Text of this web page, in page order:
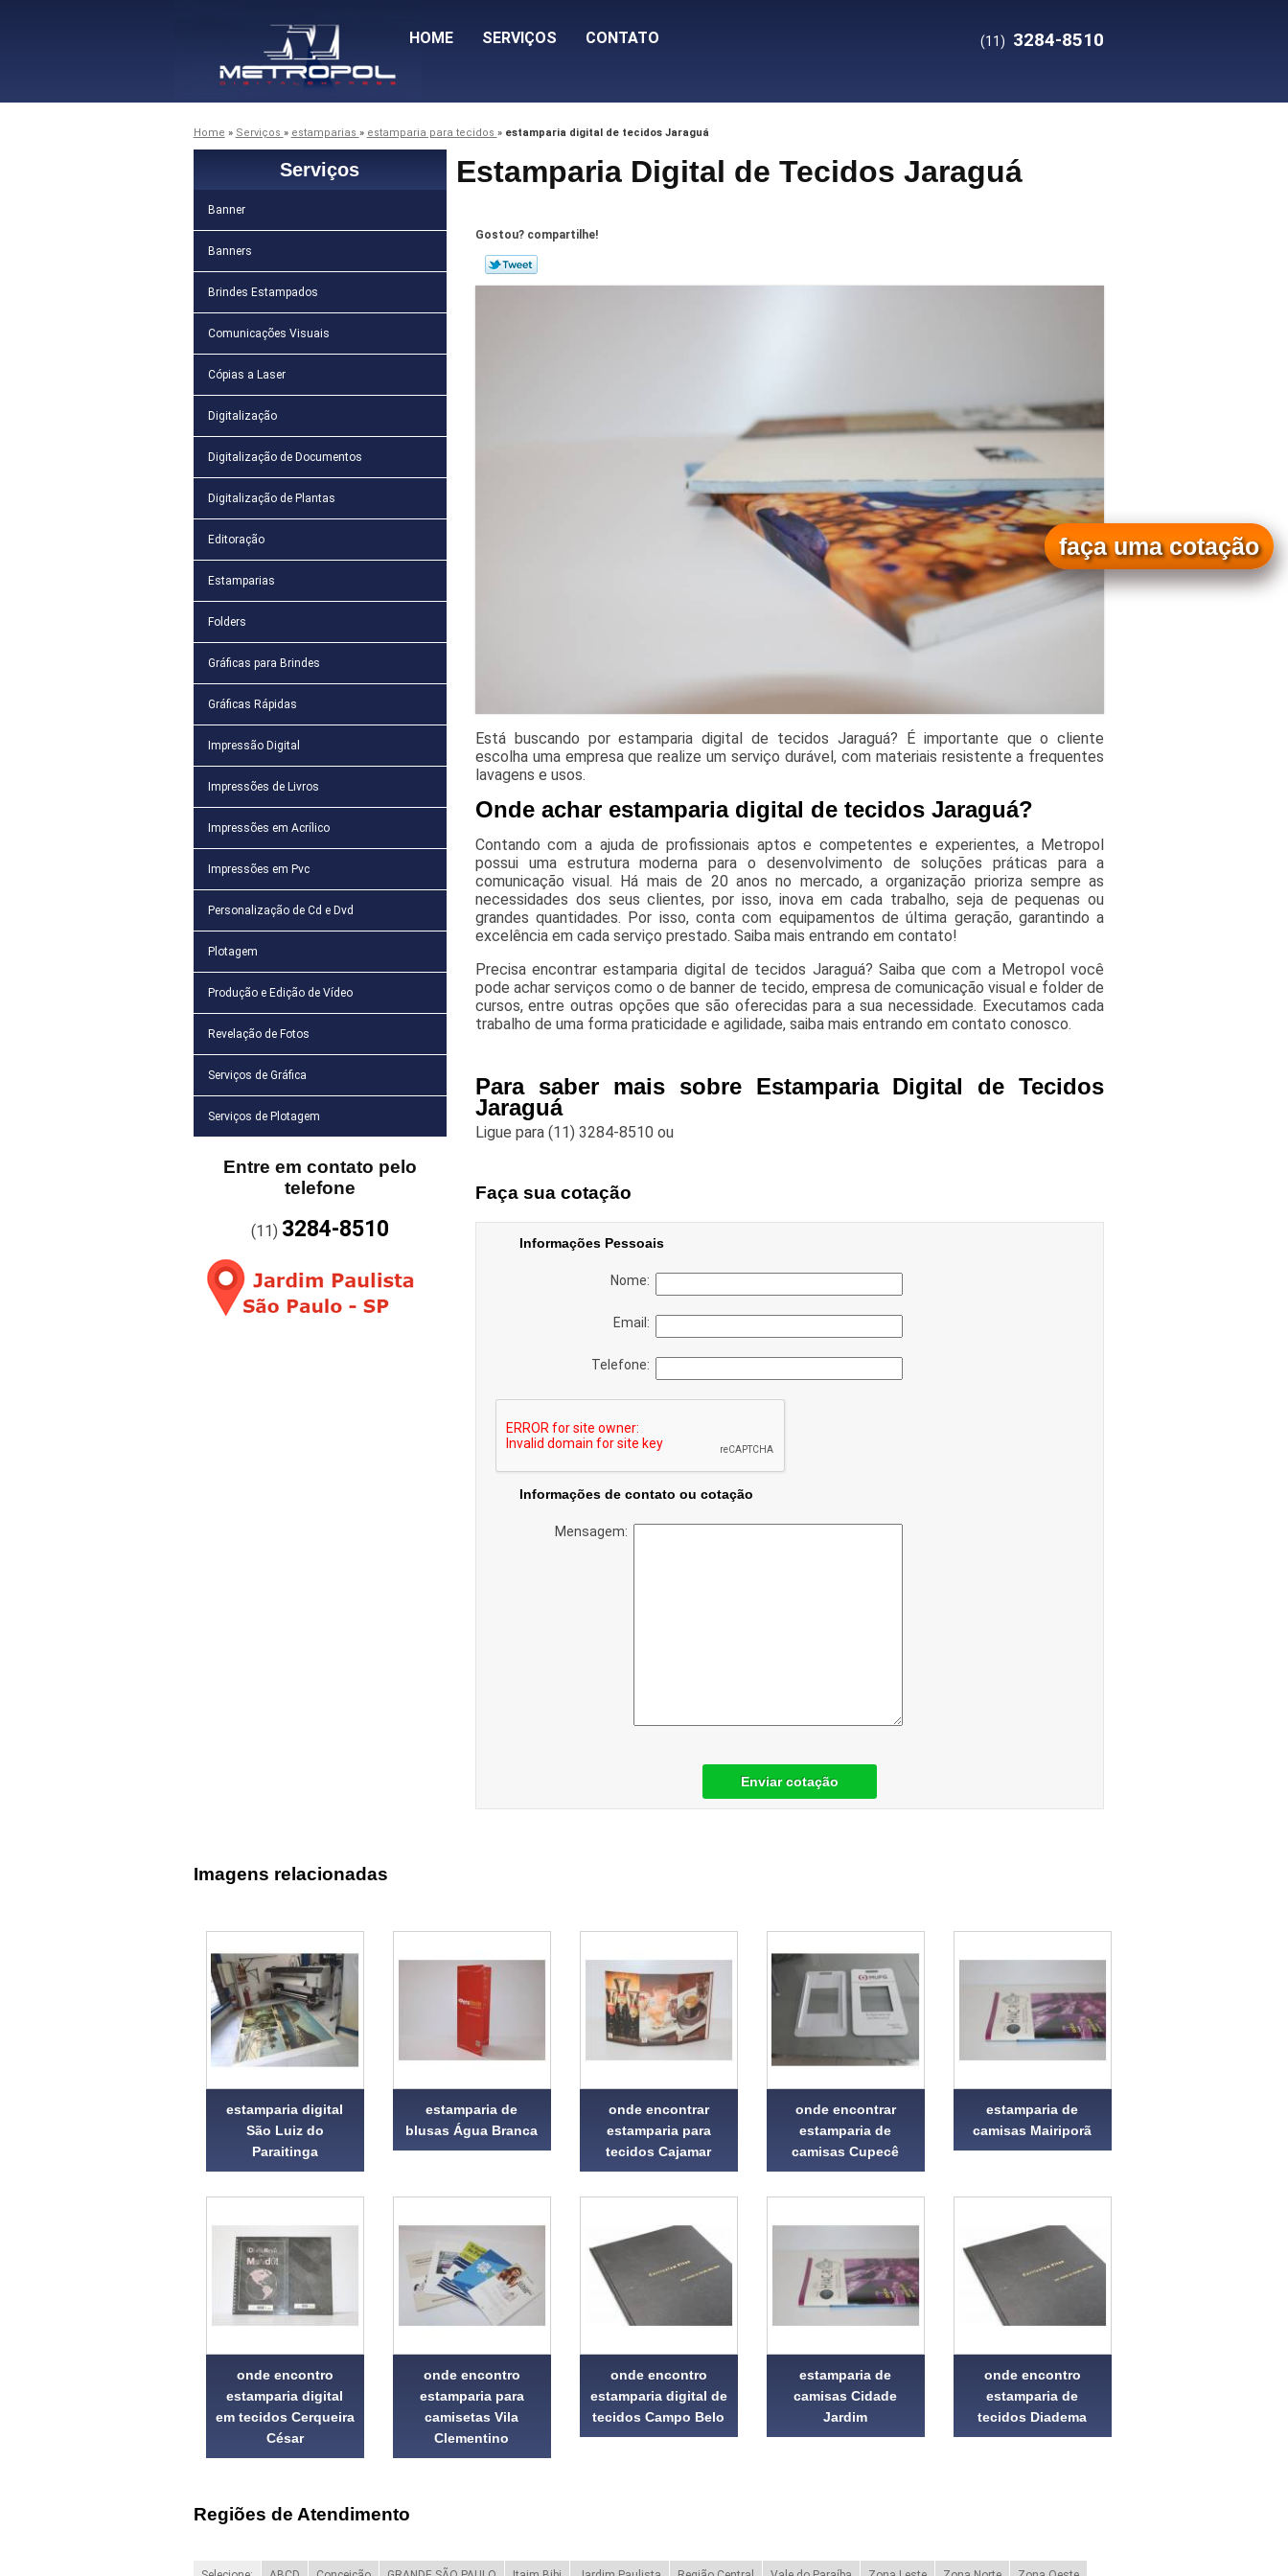
HOME SERVIÇOS CONTATO (11) 3284-8510
Home » Serviços » estamparias » estamparia para tecidos » estamparia digital de tecidos Jaraguá
Serviços
Banner
Banners
Brindes Estampados
Comunicações Visuais
Cópias a Laser
Digitalização
Digitalização de Documentos
Digitalização de Plantas
Editoração
Estamparias
Folders
Gráficas para Brindes
Gráficas Rápidas
Impressão Digital
Impressões de Livros
Impressões em Acrílico
Impressões em Pvc
Personalização de Cd e Dvd
Plotagem
Produção e Edição de Vídeo
Revelação de Fotos
Serviços de Gráfica
Serviços de Plotagem
Entre em contato pelo
telefone
(11) 3284-8510
Estamparia Digital de Tecidos Jaraguá
Gostou? compartilhe!
Está buscando por estamparia digital de tecidos Jaraguá? É importante que o cliente
escolha uma empresa que realize um serviço durável, com materiais resistente a frequentes
lavagens e usos.
Onde achar estamparia digital de tecidos Jaraguá?
Contando com a ajuda de profissionais aptos e competentes e experientes, a Metropol
possui uma estrutura moderna para o desenvolvimento de soluções práticas para a
comunicação visual. Há mais de 20 anos no mercado, a organização prioriza sempre as
necessidades dos seus clientes, por isso, inova em cada trabalho, seja de pequenas ou
grandes quantidades. Por isso, conta com equipamentos de última geração, garantindo a
excelência em cada serviço prestado. Saiba mais entrando em contato!
Precisa encontrar estamparia digital de tecidos Jaraguá? Saiba que com a Metropol você
pode achar serviços como o de banner de tecido, empresa de comunicação visual e folder de
cursos, entre outras opções que são oferecidas para a sua necessidade. Executamos cada
trabalho de uma forma praticidade e agilidade, saiba mais entrando em contato conosco.
Para saber mais sobre Estamparia Digital de Tecidos
Jaraguá
Ligue para (11) 3284-8510ou
faça uma cotação
Faça sua cotação
Informações Pessoais
Nome:
Email:
Telefone:
Informações de contato ou cotação
Mensagem:
Enviar cotação
Imagens relacionadas
estamparia digital
São Luiz do
Paraitinga
estamparia de
blusas Água Branca
onde encontrar
estamparia para
tecidos Cajamar
onde encontrar
estamparia de
camisas Cupecê
estamparia de
camisas Mairiporã
onde encontro
estamparia digital
em tecidos Cerqueira
César
onde encontro
estamparia para
camisetas Vila
Clementino
onde encontro
estamparia digital de
tecidos Campo Belo
estamparia de
camisas Cidade
Jardim
onde encontro
estamparia de
tecidos Diadema
Regiões de Atendimento